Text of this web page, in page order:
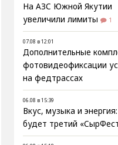
На АЗС Южной Якутии
увеличили лимиты
1
07.08 в 12:01
Дополнительные
фотовидеофиксации
на федтрассах
06.08 в 15:39
Вкус, музыка и
будет третий